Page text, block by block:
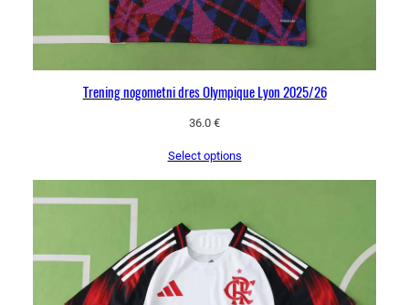
Trening nogometni dres Olympique Lyon 2025/26
36.0 €
Select options